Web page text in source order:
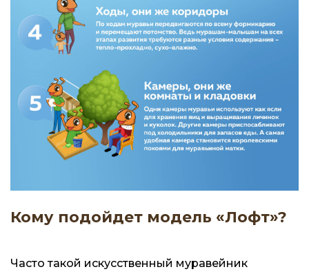
Кому подойдет модель «Лофт»?
Часто такой искусственный муравейник